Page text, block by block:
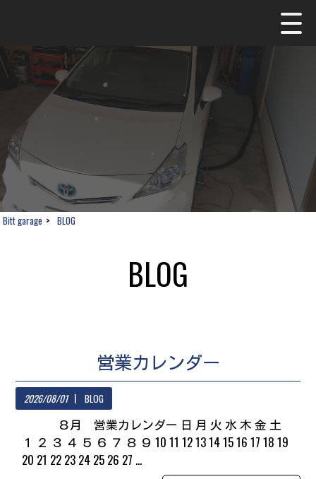
Bitt garage > BLOG
BLOG
営業カレンダー
2026/08/01 BLOG
８月 営業カレンダー 日 月 火 水 木 金 土
１ ２ ３ ４ ５ ６ ７ ８ ９ 10 11 12 13 14 15 16 17 18 19
20 21 22 23 24 25 26 27 ...